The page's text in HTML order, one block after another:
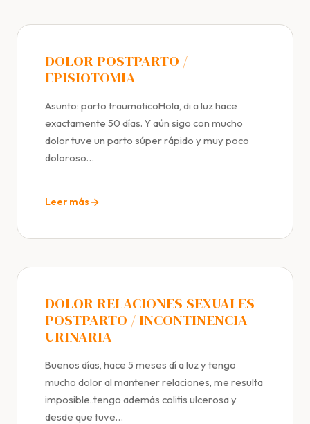
DOLOR POSTPARTO /
EPISIOTOMIA
Asunto: parto traumaticoHola, di a luz hace
exactamente 50 días. Y aún sigo con mucho
dolor tuve un parto súper rápido y muy poco
doloroso…
Leer más
DOLOR RELACIONES SEXUALES
POSTPARTO / INCONTINENCIA
URINARIA
Buenos días, hace 5 meses dí a luz y tengo
mucho dolor al mantener relaciones, me resulta
imposible..tengo además colitis ulcerosa y
desde que tuve…